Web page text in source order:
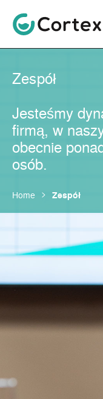
Zespół
Jesteśmy
firmą, w
obecnie
osób.
Home Zespół